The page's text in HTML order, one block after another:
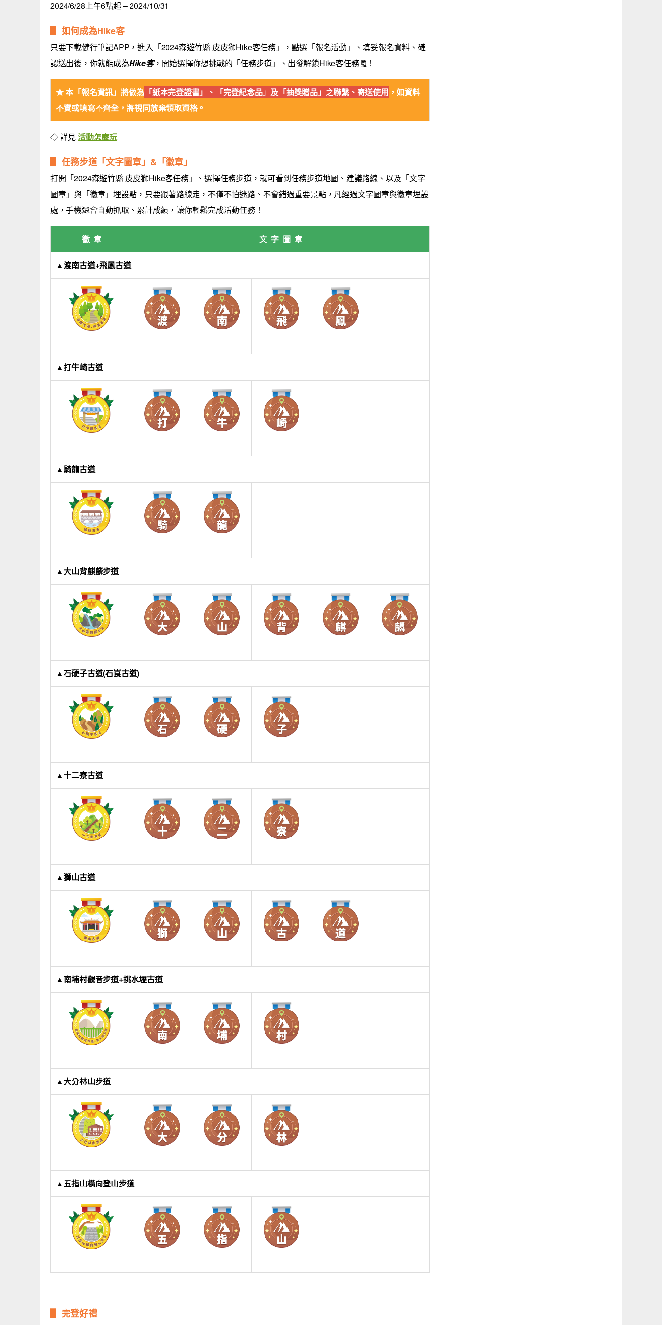
2024/6/28上午6點起 – 2024/10/31
▋ 如何成為Hike客
只要下載健行筆記APP，進入「2024森遊竹縣 皮皮獅Hike客任務」，點選「報名活動」、填妥報名資料、確
認送出後，你就能成為Hike客，開始選擇你想挑戰的「任務步道」、出發解鎖Hike客任務囉！
★本「報名資訊」將做為 「紙本完登證書」、「完登紀念品」及「抽獎贈品」之聯繫、寄送使用 ，如資料
不實或填寫不齊全，將視同放棄領取資格。
◇ 詳見活動怎麼玩
任務步道「文字圖章」&「徽章」
打開「2024森遊竹縣 皮皮獅Hike客任務」、選擇任務步道，就可看到任務步道地圖、建議路線、以及「文字
圖章」與「徽章」埋設點，只要跟著路線走，不僅不怕迷路、不會錯過重要景點，凡經過文字圖章與徽章埋設
處，手機還會自動抓取、累計成績，讓你輕鬆完成活動任務！
徽 章 文 字 圖 章
▲渡南古道+飛鳳古道
▲打牛崎古道
▲騎龍古道
▲大山背麒麟步道
▲石硬子古道(石峎古道)
▲十二寮古道
▲獅山古道
▲南埔村觀音步道+挑水壢古道
▲大分林山步道
▲五指山橫向登山步道
▋ 完登好禮